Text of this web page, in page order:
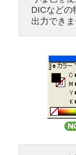
DICなどの
出力でき